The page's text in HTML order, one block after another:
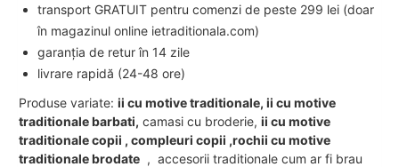
transport GRATUIT pentru comenzi de peste 299 lei (doar
în magazinul online ietraditionala.com)
garanția de retur în 14 zile
livrare rapidă (24-48 ore)
Produse variate: ii cu motive traditionale, ii cu motive
traditionale barbati, camasi cu broderie, ii cu motive
traditionale copii , compleuri copii ,rochii cu motive
traditionale brodate , accesorii traditionale cum ar fi brau